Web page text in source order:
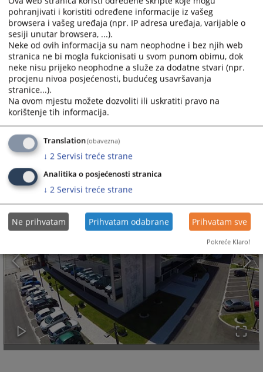
NAPOMENA:
Komunikacija sa Okružnim privrednim sudom u
Istočnom Sarajevu, ostvarena elektronskom poštom
(E-Mail), nema obavezujući karakter i ne smatra se
komunikacijom sa sudom u smislu bilo kog procesnog
propisa (pokretanje postupka, dostavljanje podneska,
davanje izjava, izjavljivanje pravnih lijekova i slično).
10935
pohranjivati i koristiti određene informacije iz vašeg
browsera i vašeg uređaja (npr. IP adresa uređaja, varijable o
sesiji unutar browsera, ...).
Neke od ovih informacija su nam neophodne i bez njih web
stranica ne bi mogla fukcionisati u svom punom obimu, dok
neke nisu prijeko neophodne a služe za dodatne stvari (npr.
procjenu nivoa posjećenosti, budućeg usavršavanja
stranice...).
Na ovom mjestu možete dozvoliti ili uskratiti pravo na
korištenje tih informacija.
Translation(obavezna)
↓ 2 Servisi treće strane
Analitika o posjećenosti stranica
↓ 2 Servisi treće strane
Ne prihvatam Prihvatam odabrane Prihvatam sve
Pokreće Klaro!